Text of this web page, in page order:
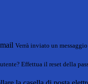
Verrà inviato un
Effettua il reset della